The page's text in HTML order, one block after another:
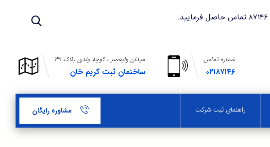
میدان ولیعصر ، کوچه ولدی پلاک ۳۹
ساختمان ثبت کریم خان
شماره تماس
۰۲۱۸۷۱۴۶
راهنمای ثبت شرکت مشاوره رایگان